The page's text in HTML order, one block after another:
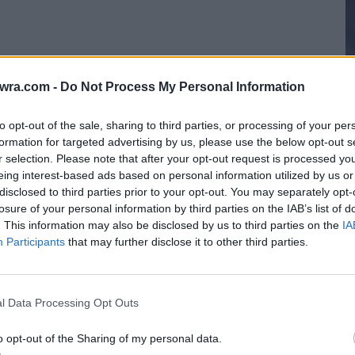
- Do Not Process My Personal Information
opt-out of the sale, sharing to third parties, or processing of your
for targeted advertising by us, please use the below opt-out
selection. Please note that after your opt-out request is processed
interest-based ads based on personal information utilized by us
to third parties prior to your opt-out. You may separately
of your personal information by third parties on the IAB’s list of
This information may also be disclosed by us to third parties on the
Participants that may further disclose it to other third parties.
Data Processing Opt Outs
opt-out of the Sharing of my personal data.
και η οικογένεια δυσκολεύτηκε να
πλειστηριασμός του σπιτιού έγινε το 2022.
έχει δικαιώσει την οικογένεια, ενώ ένα
σε έξωση, την οποία επιχείρησε να
σημείο βρίσκονται και αρκετοί υποψήφιοι